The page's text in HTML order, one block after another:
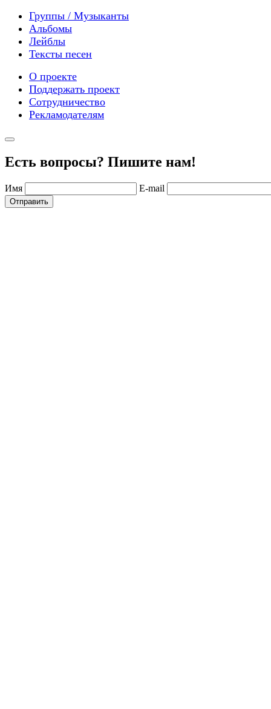
Группы / Музыканты
Альбомы
Лейблы
Тексты песен
О проекте
Поддержать проект
Сотрудничество
Рекламодателям
Есть вопросы? Пишите нам!
Имя E-mail